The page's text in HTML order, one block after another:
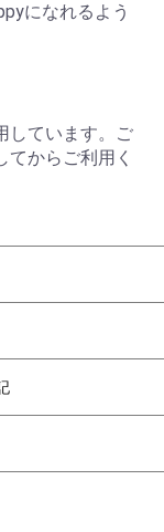
になれるよう
しています。ご
からご利用く